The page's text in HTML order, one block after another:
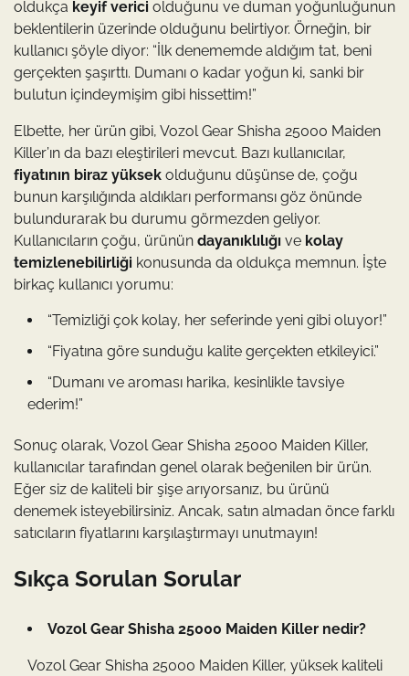
oldukça keyif verici olduğunu ve duman yoğunluğunun
beklentilerin üzerinde olduğunu belirtiyor. Örneğin, bir
kullanıcı şöyle diyor: “İlk denememde aldığım tat, beni
gerçekten şaşırttı. Dumanı o kadar yoğun ki, sanki bir
bulutun içindeymişim gibi hissettim!”
Elbette, her ürün gibi, Vozol Gear Shisha 25000 Maiden
Killer’ın da bazı eleştirileri mevcut. Bazı kullanıcılar,
fiyatının biraz yüksek olduğunu düşünse de, çoğu
bunun karşılığında aldıkları performansı göz önünde
bulundurarak bu durumu görmezden geliyor.
Kullanıcıların çoğu, ürünün dayanıklılığı ve kolay
temizlenebilirliği konusunda da oldukça memnun. İşte
birkaç kullanıcı yorumu:
“Temizliği çok kolay, her seferinde yeni gibi oluyor!”
“Fiyatına göre sunduğu kalite gerçekten etkileyici.”
“Dumanı ve aroması harika, kesinlikle tavsiye
ederim!”
Sonuç olarak, Vozol Gear Shisha 25000 Maiden Killer,
kullanıcılar tarafından genel olarak beğenilen bir ürün.
Eğer siz de kaliteli bir şişe arıyorsanız, bu ürünü
denemek isteyebilirsiniz. Ancak, satın almadan önce farklı
satıcıların fiyatlarını karşılaştırmayı unutmayın!
Sıkça Sorulan Sorular
Vozol Gear Shisha 25000 Maiden Killer nedir?
Vozol Gear Shisha 25000 Maiden Killer, yüksek kaliteli